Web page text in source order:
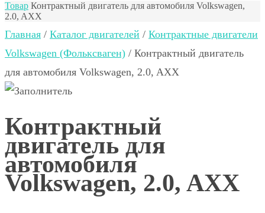
Товар Контрактный двигатель для автомобиля Volkswagen,
2.0, AXX
Главная / Каталог двигателей / Контрактные двигатели
Volkswagen (Фольксваген) / Контрактный двигатель
для автомобиля Volkswagen, 2.0, AXX
Контрактный
двигатель для
автомобиля
Volkswagen, 2.0, AXX